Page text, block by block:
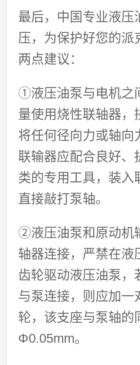
最后，中国专业液压
压，为保护好您的派
两点建议：
①液压油泵与电机之
量使用烧性联轴器，
将任何径向力或轴向
联输器应配合良好、
类的专用工具，装入
直接敲打泵轴。
②液压油泵和原动机
轴器连接，严禁在液
齿轮驱动液压油泵，
与泵连接，则应加一
轮，该支座与泵轴的
Φ0.05mm。